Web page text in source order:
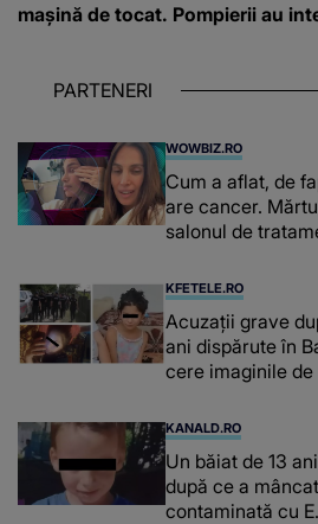
mașină de tocat. Pompierii au
PARTENERI
WOWBIZ.RO
Cum a aflat, de
are cancer.
salonul de
înțepe sânul”
KFETELE.RO
Acuzații grave
ani dispărute în
cere imaginile
mea...”
KANALD.RO
Un băiat de 13
după ce a
contaminată cu